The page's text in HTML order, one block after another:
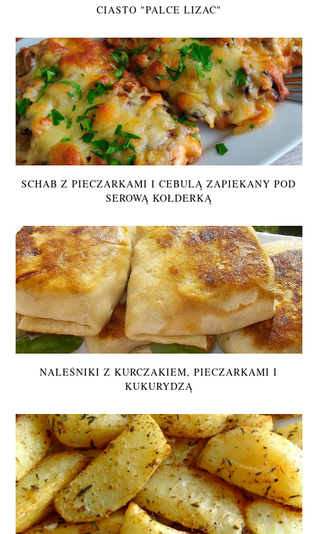
CIASTO "PALCE LIZAĆ"
SCHAB Z PIECZARKAMI I CEBULĄ ZAPIEKANY POD
SEROWĄ KOŁDERKĄ
NALEŚNIKI Z KURCZAKIEM, PIECZARKAMI I
KUKURYDZĄ